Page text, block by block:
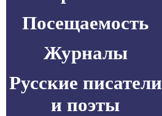
Посещаемость
Журналы
Русские писатели
и поэты